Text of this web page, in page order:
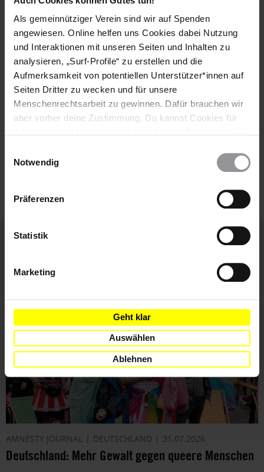
Als gemeinnütziger Verein sind wir auf Spenden
angewiesen. Online helfen uns Cookies dabei Nutzung
und Interaktionen mit unseren Seiten und Inhalten zu
analysieren, „Surf-Profile“ zu erstellen und die
Aufmerksamkeit von potentiellen Unterstützer*innen auf
Seiten Dritter zu wecken und für unsere
Menschenrechtsarbeit zu gewinnen. Dafür brauchen wir
aber vorher deine Zustimmung. Du kannst Cookies für
wieder ändern. Diesen Banner kannst Du über den Link
Notwendig
Präferenzen
Statistik
Marketing
Geht klar
Auswählen
Ablehnen
Umwelt
Umweltzerstörung
Teile diesen Beitrag
LÄNDER
AMNESTY JOURNAL DEUTSCHLAND 31.07.2026
Deutschland: Mehr Gewalt gegen queere Menschen